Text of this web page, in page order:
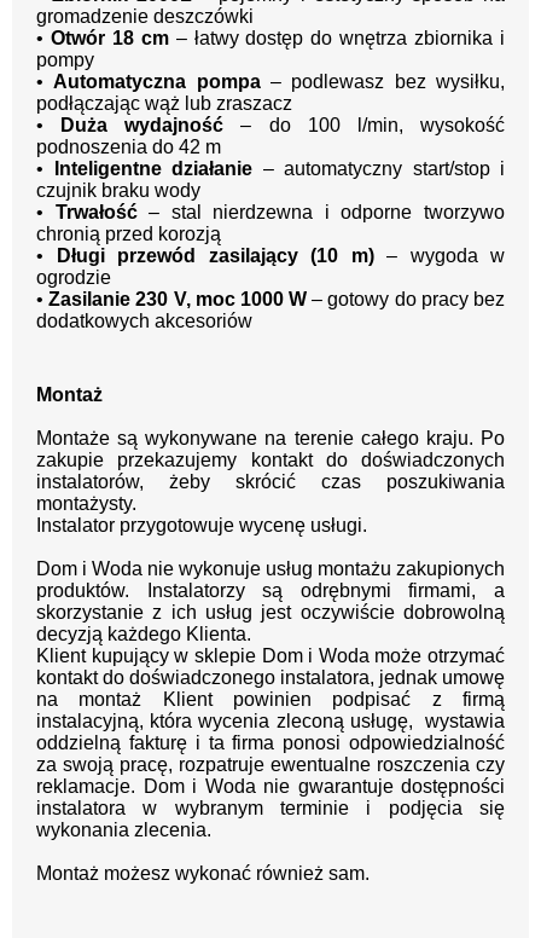
gromadzenie deszczówki
• Otwór 18 cm– łatwy dostęp do wnętrza zbiornika i
pompy
•Automatyczna pompa– podlewasz bez wysiłku,
podłączając wąż lub zraszacz
•
Duża wydajność – do 100 l/min, wysokość
podnoszenia do 42 m
•
Inteligentne działanie – automatyczny start/stop i
czujnik braku wody
• Trwałość– stal nierdzewna i odporne tworzywo
chronią przed korozją
•
Długi przewód zasilający (10 m)– wygoda w
ogrodzie
•Zasilanie 230 V, moc 1000 W – gotowy do pracy bez
dodatkowych akcesoriów
Montaż
Montaże są wykonywane na terenie całego kraju. Po
zakupie przekazujemy kontakt do doświadczonych
instalatorów, żeby skrócić czas poszukiwania
montażysty.
Instalator przygotowuje wycenę usługi.
Dom i Woda nie wykonuje usług montażu zakupionych
produktów. Instalatorzy są odrębnymi firmami, a
skorzystanie z ich usług jest oczywiście dobrowolną
decyzją każdego Klienta.
Klient kupujący w sklepie Dom i Woda może otrzymać
kontakt do doświadczonego instalatora, jednak umowę
na montaż Klient powinien podpisać z firmą
instalacyjną, która wycenia zleconą usługę, wystawia
oddzielną fakturę i ta firma ponosi odpowiedzialność
za swoją pracę, rozpatruje ewentualne roszczenia czy
reklamacje. Dom i Woda nie gwarantuje dostępności
instalatora w wybranym terminie i podjęcia się
wykonania zlecenia.
Montaż możesz wykonać również sam.